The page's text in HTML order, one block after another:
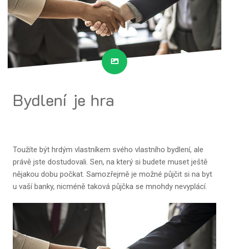
Bydlení je hra
Toužíte být hrdým vlastníkem svého vlastního bydlení, ale
právě jste dostudovali. Sen, na který si budete muset ještě
nějakou dobu počkat. Samozřejmě je možné půjčit si na byt
u vaší banky, nicméně taková půjčka se mnohdy nevyplácí.